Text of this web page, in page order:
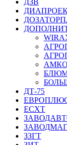
ДЗВ
ДТ-75
ЕСХТ
ЗЗГТ